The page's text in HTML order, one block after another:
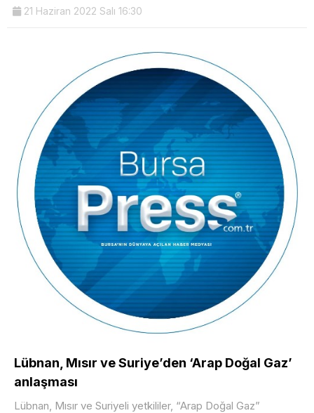
21 Haziran 2022 Salı 16:30
Lübnan, Mısır ve Suriye’den ‘Arap Doğal Gaz’
anlaşması
Lübnan, Mısır ve Suriyeli yetkililer, “Arap Doğal Gaz”